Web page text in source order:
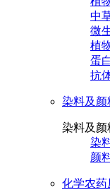
中
微
植
蛋
抗
染料及颜
染料及颜
染
颜
化学农药